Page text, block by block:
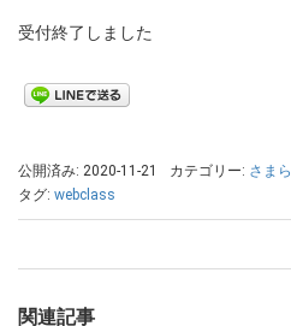
受付終了しました
公開済み: 2020-11-21 カテゴリー: さま
タグ: webclass
関連記事